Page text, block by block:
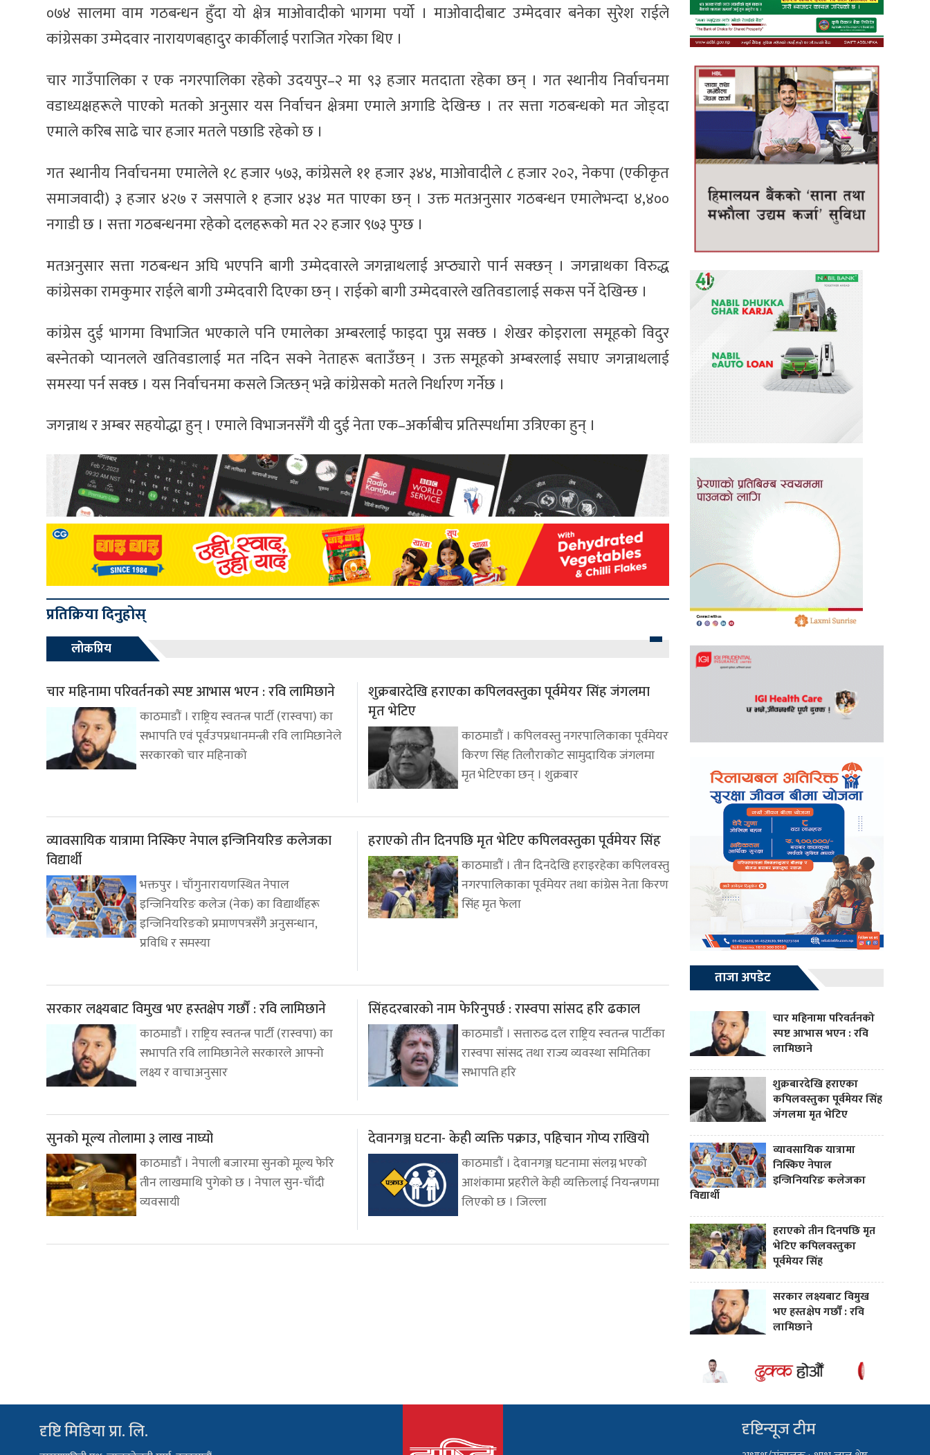
०७४ सालमा वाम गठबन्धन हुँदा यो क्षेत्र माओवादीको भागमा पर्यो । माओवादीबाट उम्मेदवार बनेका सुरेश राईले
कांग्रेसका उम्मेदवार नारायणबहादुर कार्कीलाई पराजित गरेका थिए ।
चार गाउँपालिका र एक नगरपालिका रहेको उदयपुर–२ मा ९३ हजार मतदाता रहेका छन् । गत स्थानीय निर्वाचनमा
वडाध्यक्षहरूले पाएको मतको अनुसार यस निर्वाचन क्षेत्रमा एमाले अगाडि देखिन्छ । तर सत्ता गठबन्धको मत जोड्दा
एमाले करिब साढे चार हजार मतले पछाडि रहेको छ ।
गत स्थानीय निर्वाचनमा एमालेले १८ हजार ५७३, कांग्रेसले ११ हजार ३४४, माओवादीले ८ हजार २०२, नेकपा (एकीकृत
समाजवादी) ३ हजार ४२७ र जसपाले १ हजार ४३४ मत पाएका छन् । उक्त मतअनुसार गठबन्धन एमालेभन्दा ४,४००
नगाडी छ । सत्ता गठबन्धनमा रहेको दलहरूको मत २२ हजार ९७३ पुग्छ ।
मतअनुसार सत्ता गठबन्धन अघि भएपनि बागी उम्मेदवारले जगन्नाथलाई अप्ठ्यारो पार्न सक्छन् । जगन्नाथका विरुद्ध
कांग्रेसका रामकुमार राईले बागी उम्मेदवारी दिएका छन् । राईको बागी उम्मेदवारले खतिवडालाई सकस पर्ने देखिन्छ ।
कांग्रेस दुई भागमा विभाजित भएकाले पनि एमालेका अम्बरलाई फाइदा पुग्न सक्छ । शेखर कोइराला समूहको विदुर
बस्नेतको प्यानलले खतिवडालाई मत नदिन सक्ने नेताहरू बताउँछन् । उक्त समूहको अम्बरलाई सघाए जगन्नाथलाई
समस्या पर्न सक्छ । यस निर्वाचनमा कसले जित्छन् भन्ने कांग्रेसको मतले निर्धारण गर्नेछ ।
जगन्नाथ र अम्बर सहयोद्धा हुन् । एमाले विभाजनसँगै यी दुई नेता एक–अर्काबीच प्रतिस्पर्धामा उत्रिएका हुन् ।
प्रतिक्रिया दिनुहोस्
लोकप्रिय
चार महिनामा परिवर्तनको स्पष्ट आभास भएन : रवि लामिछाने
काठमाडौं । राष्ट्रिय स्वतन्त्र पार्टी (रास्वपा) का
सभापति एवं पूर्वउपप्रधानमन्त्री रवि लामिछानेले
सरकारको चार महिनाको
शुक्रबारदेखि हराएका कपिलवस्तुका पूर्वमेयर सिंह जंगलमा
मृत भेटिए
काठमाडौं । कपिलवस्तु नगरपालिकाका पूर्वमेयर
किरण सिंह तिलौराकोट सामुदायिक जंगलमा
मृत भेटिएका छन् । शुक्रबार
व्यावसायिक यात्रामा निस्किए नेपाल इन्जिनियरिङ कलेजका
विद्यार्थी
भक्तपुर । चाँगुनारायणस्थित नेपाल
इन्जिनियरिङ कलेज (नेक) का विद्यार्थीहरू
इन्जिनियरिङको प्रमाणपत्रसँगै अनुसन्धान,
प्रविधि र समस्या
हराएको तीन दिनपछि मृत भेटिए कपिलवस्तुका पूर्वमेयर सिंह
काठमाडौं । तीन दिनदेखि हराइरहेका कपिलवस्तु
नगरपालिकाका पूर्वमेयर तथा कांग्रेस नेता किरण
सिंह मृत फेला
सरकार लक्ष्यबाट विमुख भए हस्तक्षेप गर्छौं : रवि लामिछाने
काठमाडौं । राष्ट्रिय स्वतन्त्र पार्टी (रास्वपा) का
सभापति रवि लामिछानेले सरकारले आफ्नो
लक्ष्य र वाचाअनुसार
सिंहदरबारको नाम फेरिनुपर्छ : रास्वपा सांसद हरि ढकाल
काठमाडौं । सत्तारुढ दल राष्ट्रिय स्वतन्त्र पार्टीका
रास्वपा सांसद तथा राज्य व्यवस्था समितिका
सभापति हरि
सुनको मूल्य तोलामा ३ लाख नाघ्यो
काठमाडौं । नेपाली बजारमा सुनको मूल्य फेरि
तीन लाखमाथि पुगेको छ । नेपाल सुन-चाँदी
व्यवसायी
देवानगञ्ज घटना- केही व्यक्ति पक्राउ, पहिचान गोप्य राखियो
काठमाडौं । देवानगञ्ज घटनामा संलग्न भएको
आशंकामा प्रहरीले केही व्यक्तिलाई नियन्त्रणमा
लिएको छ । जिल्ला
ताजा अपडेट
चार महिनामा परिवर्तनको
स्पष्ट आभास भएन : रवि
लामिछाने
शुक्रबारदेखि हराएका
कपिलवस्तुका पूर्वमेयर सिंह
जंगलमा मृत भेटिए
व्यावसायिक यात्रामा
निस्किए नेपाल
इन्जिनियरिङ कलेजका
विद्यार्थी
हराएको तीन दिनपछि मृत
भेटिए कपिलवस्तुका
पूर्वमेयर सिंह
सरकार लक्ष्यबाट विमुख
भए हस्तक्षेप गर्छौं : रवि
लामिछाने
दृष्टि मिडिया प्रा. लि. दृष्टिन्यूज टीम